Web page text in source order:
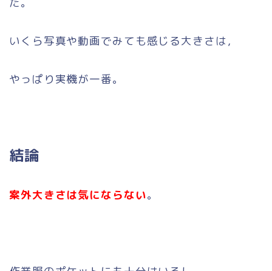
いくら写真や動画でみても感じる大きさは，
やっぱり実機が一番。
結論
案外大きさは気にならない。